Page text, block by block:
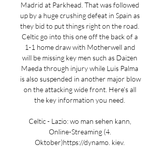
Madrid at Parkhead. That was followed
up by a huge crushing defeat in Spain as
they bid to put things right on the road.
Celtic go into this one off the back of a
1-1 home draw with Motherwell and
will be missing key men such as Daizen
Maeda through injury while Luis Palma
is also suspended in another major blow
on the attacking wide front. Here's all
the key information you need.
Celtic - Lazio: wo man sehen kann,
Online-Streaming (4.
Oktober)https://dynamo. kiev.